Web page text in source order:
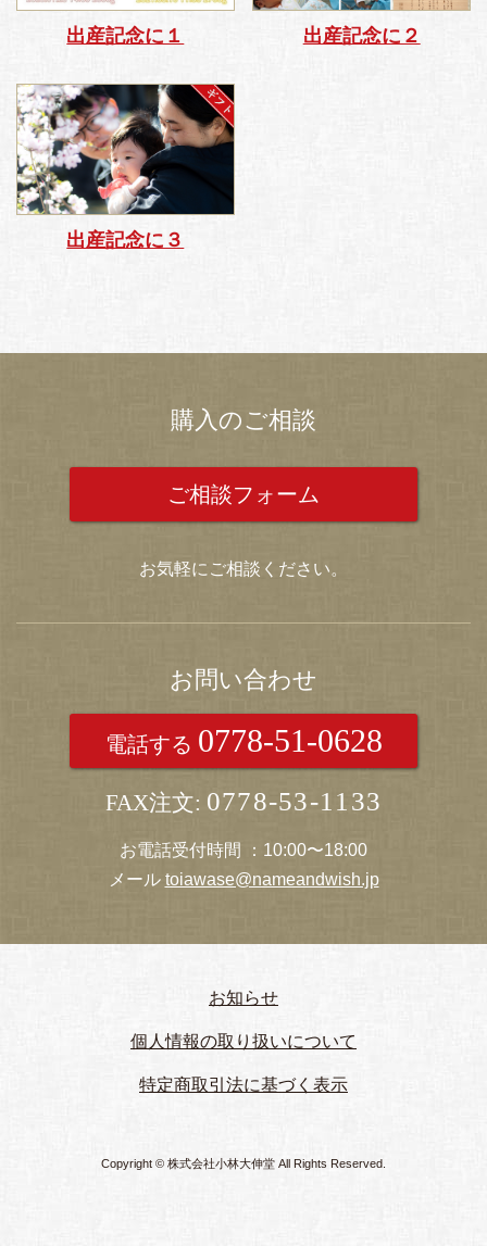
出産記念に１ 出産記念に２
出産記念に３
購入のご相談
ご相談フォーム
お気軽にご相談ください。
お問い合わせ
電話する 0778-51-0628
FAX注文: 0778-53-1133
お電話受付時間 ：10:00〜18:00
メール toiawase@nameandwish.jp
お知らせ
個人情報の取り扱いについて
特定商取引法に基づく表示
Copyright © 株式会社小林大伸堂 All Rights Reserved.